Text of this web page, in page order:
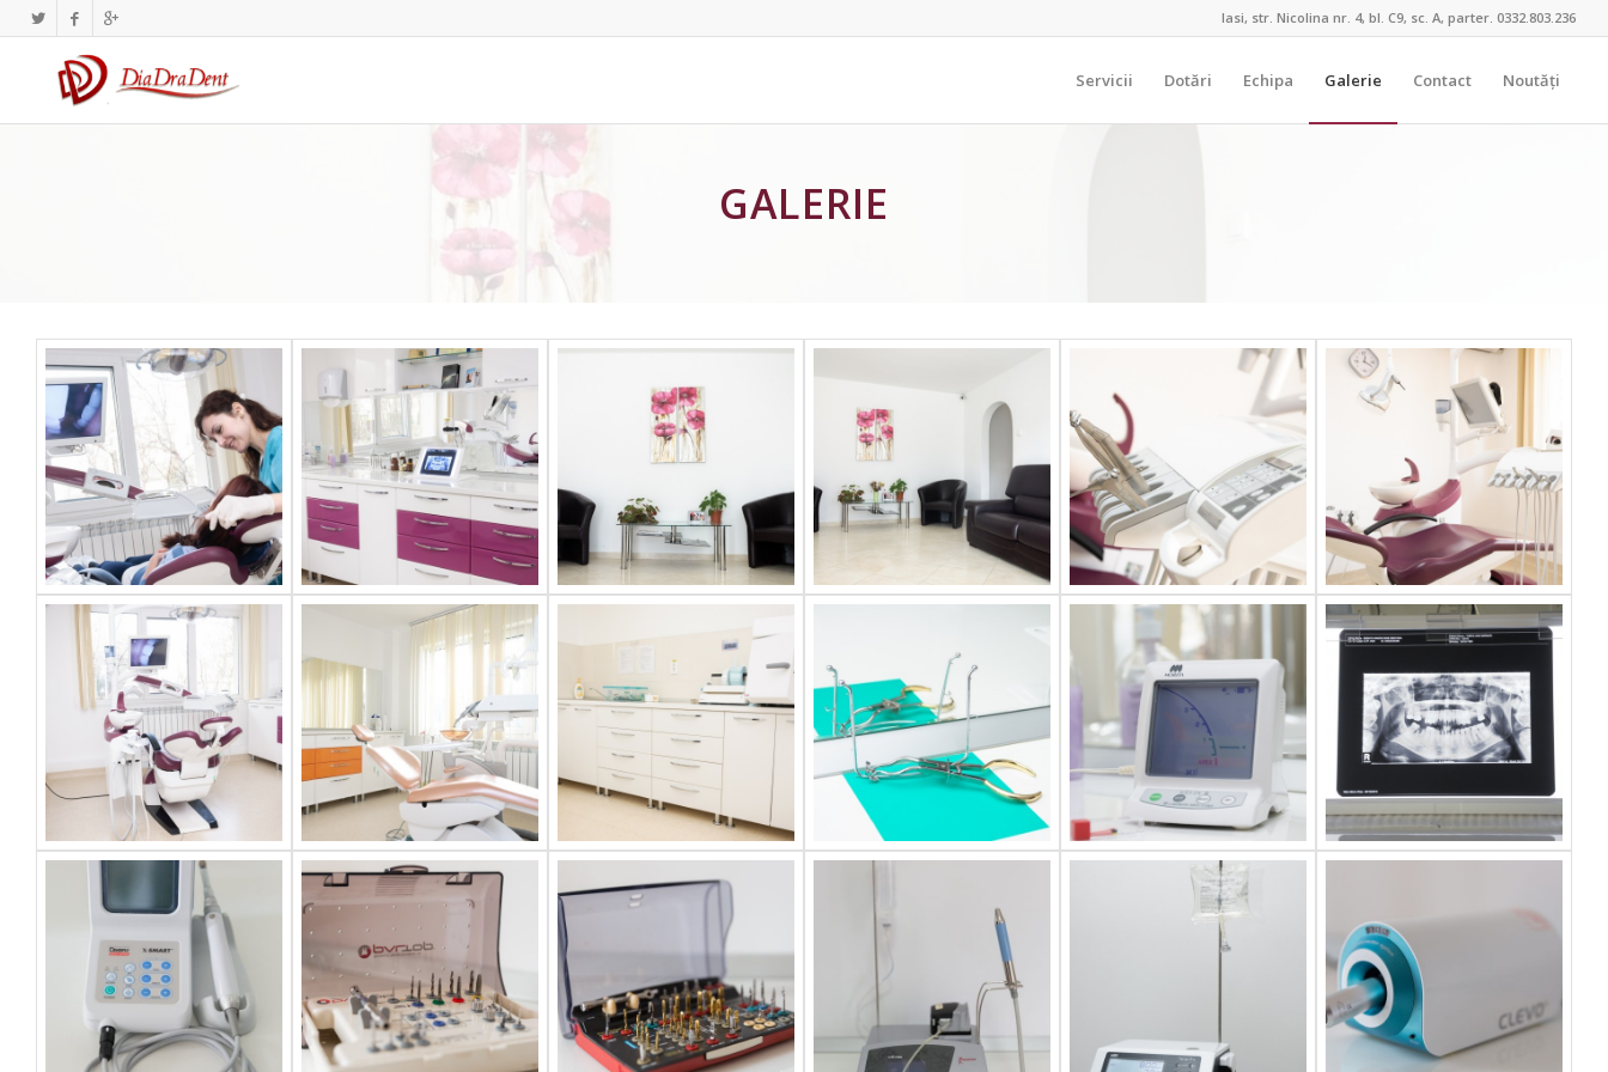
Iasi, str. Nicolina nr. 4, bl. C9, sc. A, parter. 0332.803.236
Servicii Dotări Echipa Galerie Contact Noutăți
GALERIE